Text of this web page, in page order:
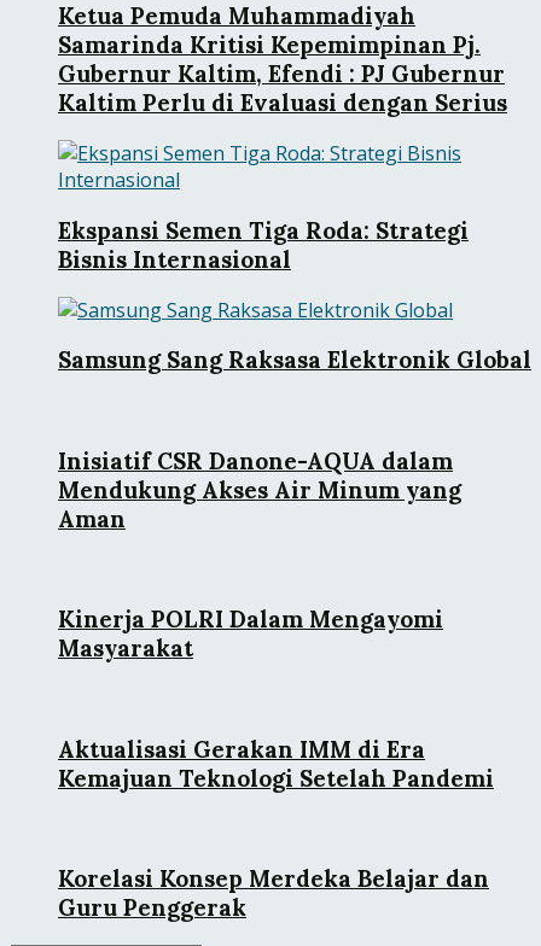
Ketua Pemuda Muhammadiyah
Samarinda Kritisi Kepemimpinan Pj.
Gubernur Kaltim, Efendi : PJ Gubernur
Kaltim Perlu di Evaluasi dengan Serius
Ekspansi Semen Tiga Roda: Strategi
Bisnis Internasional
Samsung Sang Raksasa Elektronik Global
Inisiatif CSR Danone-AQUA dalam
Mendukung Akses Air Minum yang
Aman
Kinerja POLRI Dalam Mengayomi
Masyarakat
Aktualisasi Gerakan IMM di Era
Kemajuan Teknologi Setelah Pandemi
Korelasi Konsep Merdeka Belajar dan
Guru Penggerak